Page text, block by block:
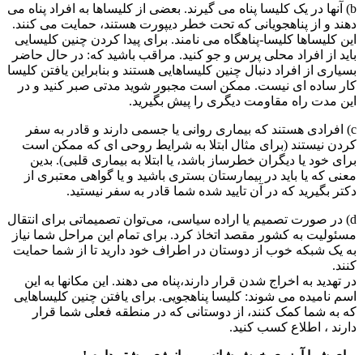
b) آنها در یک کلیسا پناه می گیرند. بعضی از کلیساها به افراد پناه می
دهند و از پناهجویانی که تحت خطر دیپورت هستند، حمایت می کنند.
این کلیساها کلیسا-پناهگاه می نامند. برای پیدا کردن چنین کلیسایی
باید از افراد محلی پرس و جو کنید. مراقب باشید که: در حال حاضر
بسیاری از افراد دنبال چنین کلیساهایی هستند و بنابراین یافتن کلیسا
کار ساده ای نیست. ممکن است مجبور شوید مدتی صبر کنید و در
این مدت راه مقاومت دیگری را پیش بگیرید.
c) افرادی هستند که بیماری روانی یا جسمی دارند و قادر به سفر
کردن نیستند (برای مثال ابتلا به شرایط روحی ای که ممکن است
برای خود یا دیگران خطرساز باشد، یا ابتلا به بیماری قلبی). بدین
معنی که یا باید در بیمارستان بستری باشید و یا گواهی معتبری از
دکتر بگیرید که در آن تایید شده شما قادر به سفر نیستید.
d) در صورت تصمیم یا اراده سیاسی، می‌توان تصمیماتی برای انتقال
مسئولیت به کشور مقصد اتخاذ کرد. برای تمام این مراحل شما نیاز
به یک شبکه خوب از دوستان در اطراف خود دارید تا از شما حمایت
کنند.
در تهدید به اخراج شدن قرار دارند،پناه می دهند. این مکانها به این
اسم نامیده می شوند: کلیسا پناهجویی. برای یافتن چنین کلیساهایی
که به شما کمک کنند، از دوستانی که در منطقه فعلی شما قرار
دارند ، اطلاع کسب کنید.